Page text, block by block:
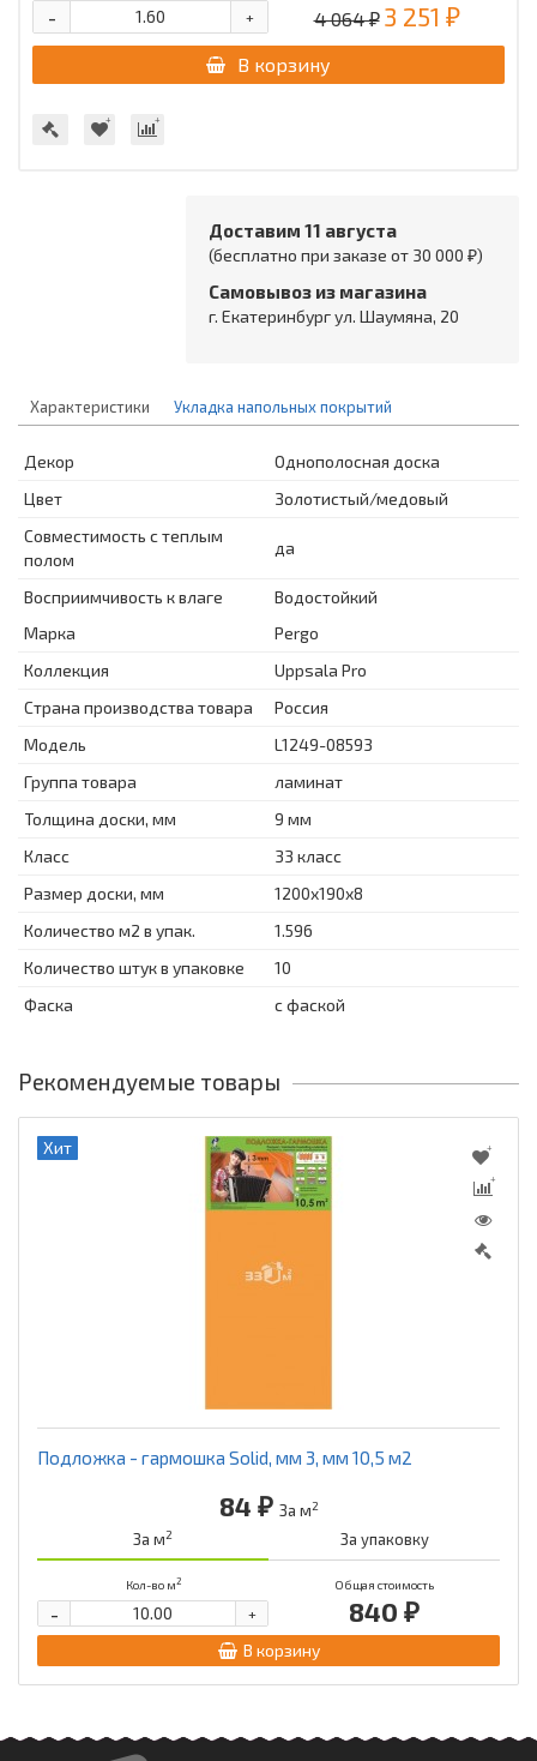
+
- 4 064 ₽ 3 251 ₽
В корзину
Доставим 11 августа
(бесплатно при заказе от 30 000 ₽)
Самовывоз из магазина
г. Екатеринбург ул. Шаумяна, 20
Характеристики Укладка напольных покрытий
Декор
Однополосная доска
Цвет
Золотистый/медовый
Совместимость с теплым
полом
да
Восприимчивость к влаге
Водостойкий
Марка
Pergo
Коллекция
Uppsala Pro
Страна производства товара
Россия
Модель
L1249-08593
Группа товара
ламинат
Толщина доски, мм
9 мм
Класс
33 класс
Размер доски, мм
1200x190x8
Количество м2 в упак.
1.596
Количество штук в упаковке
10
Фаска
с фаской
Рекомендуемые товары
Хит
Подложка - гармошка Solid, мм 3, мм 10,5 м2
84 ₽ За м2
За м2 За упаковку
Кол-во м2 Общая стоимость
840 ₽
+
-
В корзину